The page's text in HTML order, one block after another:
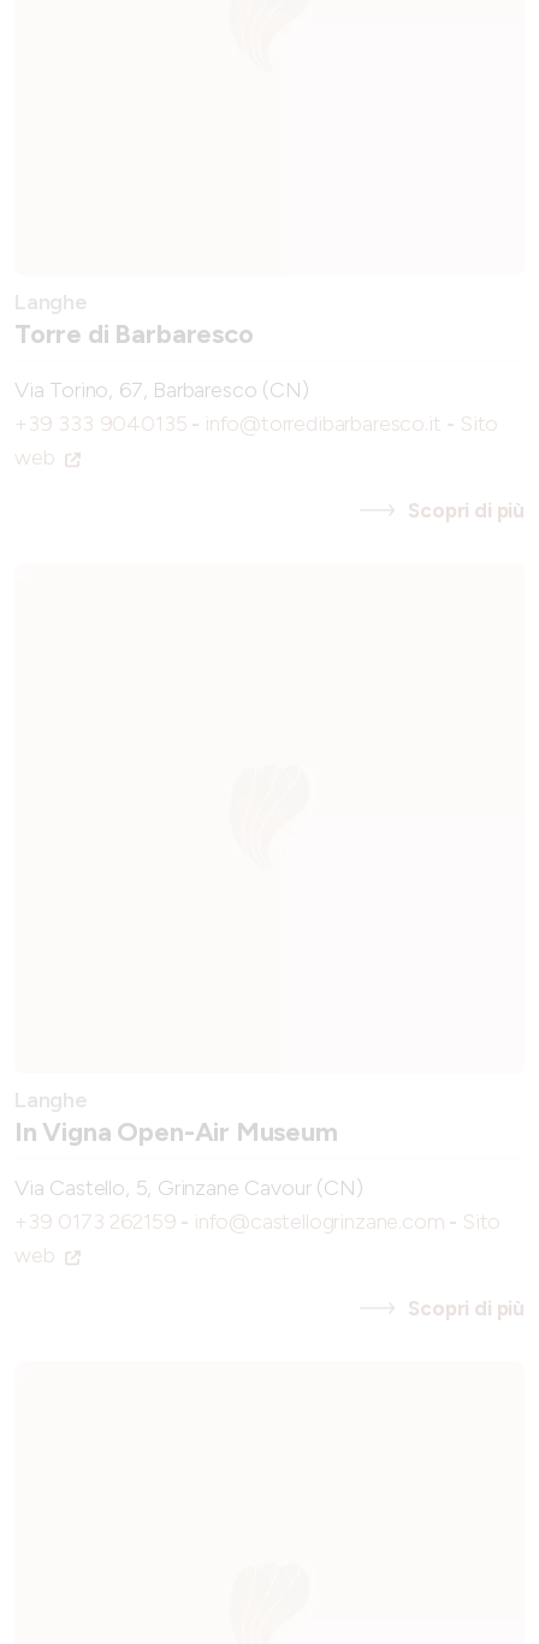
Langhe
Torre di Barbaresco
Via Torino, 67, Barbaresco (CN)
+39 333 9040135 - info@torredibarbaresco.it - Sito
web
Scopri di più
Langhe
In Vigna Open-Air Museum
Via Castello, 5, Grinzane Cavour (CN)
+39 0173 262159 - info@castellogrinzane.com - Sito
web
Scopri di più